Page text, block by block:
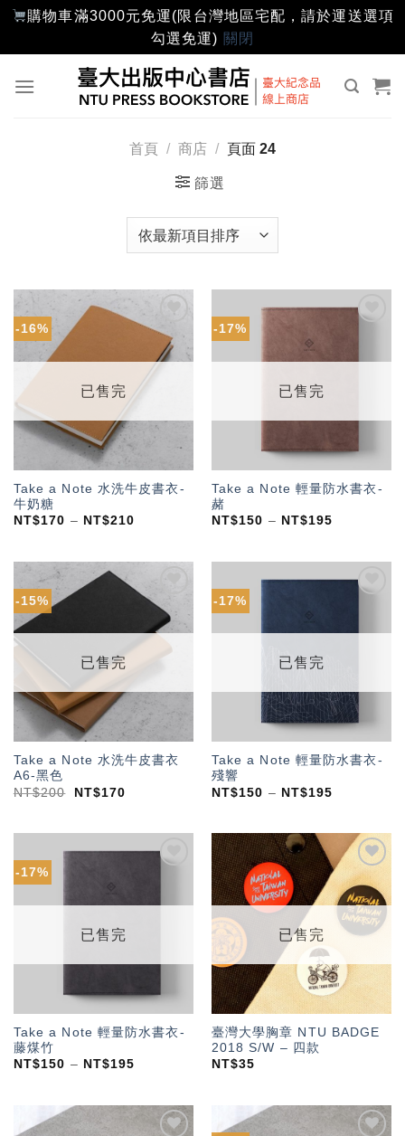
購物車滿3000元免運(限台灣地區宅配，請於運送選項
勾選免運) 關閉
首頁 / 商店 / 頁面 24
篩選
-16%
加入
「願
望輕
已售完
Take a Note 水洗牛皮書衣-
牛奶糖
NT$170 – NT$210
-17%
望輕
已售完
Take a Note 輕量防水書衣-
赭
NT$150 – NT$195
-15%
加入
「願
望輕
單」
已售完
Take a Note 水洗牛皮書衣
A6-黑色
NT$200 NT$170
-17%
望輕
已售完
Take a Note 輕量防水書衣-
殘響
NT$150 – NT$195
-17%
望輕
已售完
Take a Note 輕量防水書衣-
藤煤竹
NT$150 – NT$195
加入
「願
望輕
單」
已售完
臺灣大學胸章 NTU BADGE
2018 S/W – 四款
NT$35